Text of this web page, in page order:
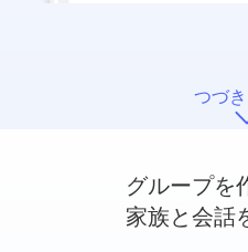
つづ
グループを
家族と会話